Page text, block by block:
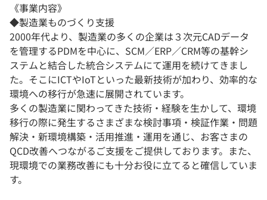
《事業内容》
◆製造業ものづくり支援
2000年代より、製造業の多くの企業は３次元CADデータ
を管理するPDMを中心に、SCM／ERP／CRM等の基幹シ
ステムと結合した統合システムにて運用を続けてきまし
た。そこにICTやIoTといった最新技術が加わり、効率的な
環境への移行が急速に展開されています。
多くの製造業に関わってきた技術・経験を生かして、環境
移行の際に発生するさまざまな検討事項・検証作業・問題
解決・新環境構築・活用推進・運用を通じ、お客さまの
QCD改善へつながるご支援をご提供しております。また、
現環境での業務改善にも十分お役に立てると確信していま
す。